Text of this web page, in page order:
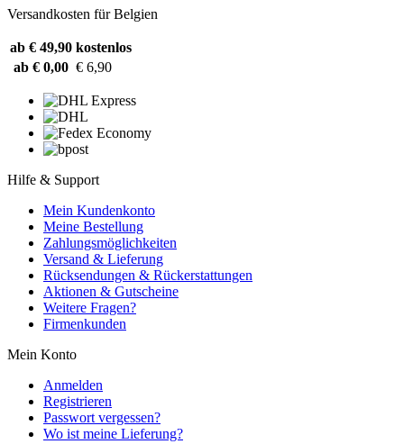
Versandkosten für Belgien
ab € 49,90 kostenlos
ab € 0,00 € 6,90
Hilfe & Support
Mein Kundenkonto
Meine Bestellung
Zahlungsmöglichkeiten
Versand & Lieferung
Rücksendungen & Rückerstattungen
Aktionen & Gutscheine
Weitere Fragen?
Firmenkunden
Mein Konto
Anmelden
Registrieren
Passwort vergessen?
Wo ist meine Lieferung?